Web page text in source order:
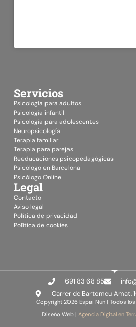
Servicios
Psicología para adultos
Psicología infantil
Psicología para adolescentes
Neuropsicología
Terapia familiar
Terapia para parejas
Reeducaciones psicopedagógicas
Psicólogo en Barcelona
Psicólogo Online
Legal
Contacto
Aviso legal
Política de privacidad
Política de cookies
691 83 68 85
Carrer de Bartomeu Amat,
Copyright 2026 Espai Nun | Todos
Diseño Web | Agencia Digital en